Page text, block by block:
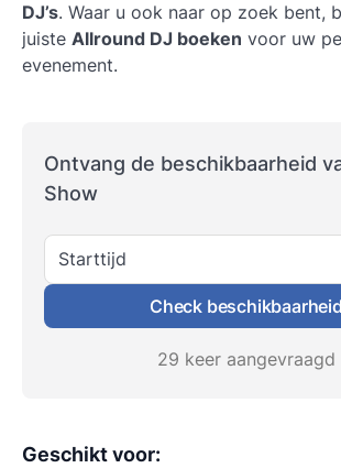
DJ’s. Waar u ook naar op zoek bent,
juiste Allround DJ boeken voor uw
evenement.
Ontvang de beschikbaarheid
Show
Starttijd
Check beschikbaarheid
29 keer aangevraagd
Geschikt voor: